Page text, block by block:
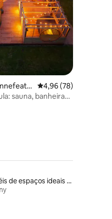
avaliações
4,96 de uma
4,96 (78)
sauna, banheira
Aluguéis de espaços ideais para famílias